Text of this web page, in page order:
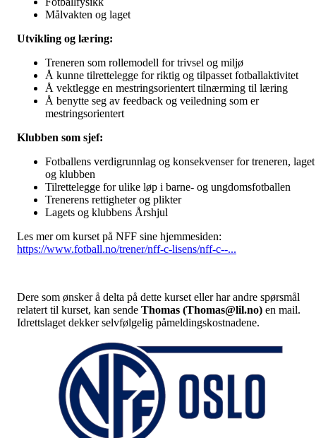
Målvakten og laget
Utvikling og læring:
Treneren som rollemodell for trivsel og miljø
Å kunne tilrettelegge for riktig og tilpasset fotballaktivitet
Å vektlegge en mestringsorientert tilnærming til læring
Å benytte seg av feedback og veiledning som er
mestringsorientert
Klubben som sjef:
Fotballens verdigrunnlag og konsekvenser for treneren, laget
og klubben
Tilrettelegge for ulike løp i barne- og ungdomsfotballen
Trenerens rettigheter og plikter
Lagets og klubbens Årshjul
Les mer om kurset på NFF sine hjemmesiden:
https://www.fotball.no/trener/nff-c-lisens/nff-c--...
Dere som ønsker å delta på dette kurset eller har andre spørsmål
relatert til kurset, kan sende Thomas (Thomas@lil.no) en mail.
Idrettslaget dekker selvfølgelig påmeldingskostnadene.